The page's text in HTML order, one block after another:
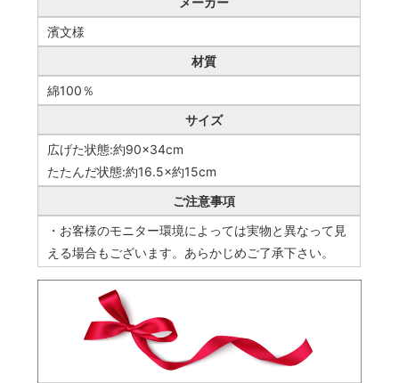
濱文様
材質
綿100％
サイズ
広げた状態:約90×34cm
たたんだ状態:約16.5×約15cm
ご注意事項
・お客様のモニター環境によっては実物と異なって見
える場合もございます。あらかじめご了承下さい。